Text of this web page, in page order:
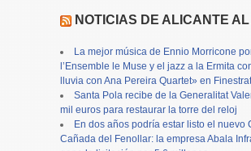
NOTICIAS DE ALICANTE
La mejor música de Ennio Morricone
l’Ensemble le Muse y el jazz a la Ermita
lluvia con Ana Pereira Quartet» en Finestrat
Santa Pola recibe de la Generalitat
mil euros para restaurar la torre del reloj
En dos años podría estar listo el nuevo
Cañada del Fenollar: la empresa Abala